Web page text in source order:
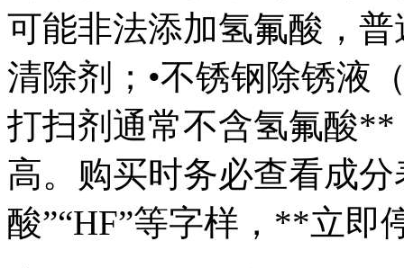
可能非法添加氢氟酸，
清除剂；•不锈钢除锈液
打扫剂通常不含氢氟酸
高。购买时务必查看成
酸”“HF”等字样，**立即